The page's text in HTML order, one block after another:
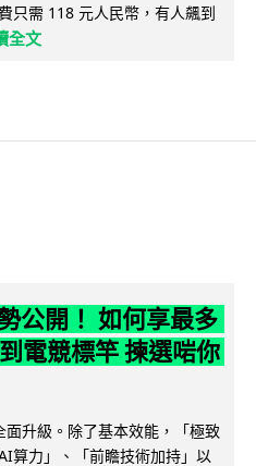
只需 118 元人民幣，有人飆到
全文
公開！ 如何享最多
電競標竿 揀選啱你
升級。除了基本效能，「極致
算力」、「前瞻技術加持」以